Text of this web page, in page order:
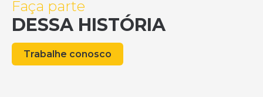
Faça parte
DESSA HISTÓRIA
Trabalhe conosco